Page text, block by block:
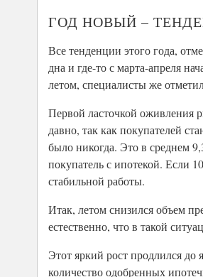
ГОД НОВЫЙ –
Все тенденции этого года,
дна и где-то с марта-апреля
летом, специалисты же
Первой ласточкой оживления
давно, так как покупателей
было никогда. Это в среднем
покупатель с ипотекой. Если
стабильной работы.
Итак, летом снизился объем
естественно, что в такой
Этот яркий рост продлился
количество одобренных